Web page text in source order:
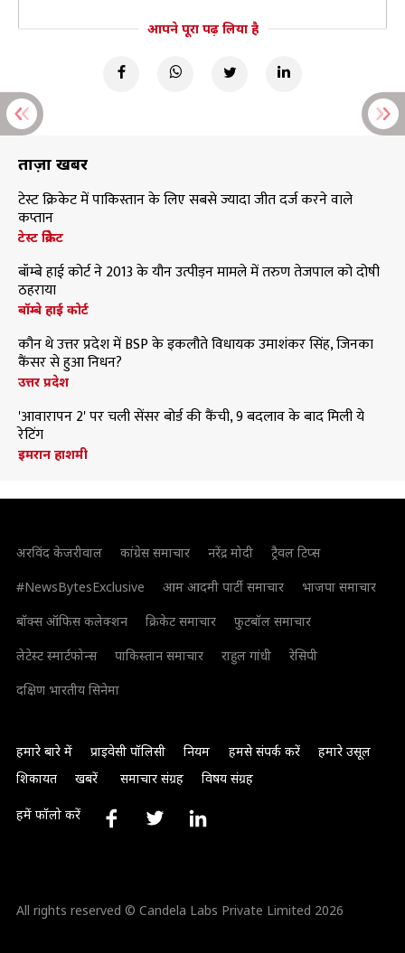
आपने पूरा पढ़ लिया है
ताज़ा खबरें
टेस्ट क्रिकेट में पाकिस्तान के लिए सबसे ज्यादा जीत दर्ज करने वाले
कप्तान
टेस्ट क्रिकेट
बॉम्बे हाई कोर्ट ने 2013 के यौन उत्पीड़न मामले में तरुण तेजपाल को दोषी
ठहराया
बॉम्बे हाई कोर्ट
कौन थे उत्तर प्रदेश में BSP के इकलौते विधायक उमाशंकर सिंह, जिनका
कैंसर से हुआ निधन?
उत्तर प्रदेश
'आवारापन 2' पर चली सेंसर बोर्ड की कैंची, 9 बदलाव के बाद मिली ये
रेटिंग
इमरान हाशमी
अरविंद केजरीवाल कांग्रेस समाचार नरेंद्र मोदी
ट्रैवल टिप्स
#NewsBytesExclusive
आम आदमी पार्टी समाचार
भाजपा समाचार
बॉक्स ऑफिस कलेक्शन
क्रिकेट समाचार
फुटबॉल समाचार
लेटेस्ट स्मार्टफोन्स
पाकिस्तान समाचार राहुल गांधी
रेसिपी
दक्षिण भारतीय सिनेमा
हमारे बारे में प्राइवेसी पॉलिसी नियम हमसे संपर्क करें
हमारे उसूल
शिकायत
खबरें समाचार संग्रह विषय संग्रह
हमें फॉलो करें
All rights reserved © Candela Labs Private Limited 2026